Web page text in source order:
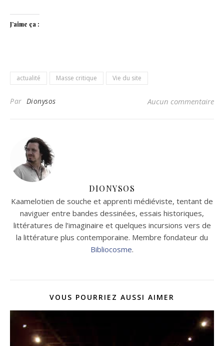
J’aime ça :
actualité Masse critique Vie du site
Par Dionysos Aucun commentaire
DIONYSOS
Kaamelotien de souche et apprenti médiéviste, tentant de
naviguer entre bandes dessinées, essais historiques,
littératures de l’imaginaire et quelques incursions vers de
la littérature plus contemporaine. Membre fondateur du
Bibliocosme.
VOUS POURRIEZ AUSSI AIMER